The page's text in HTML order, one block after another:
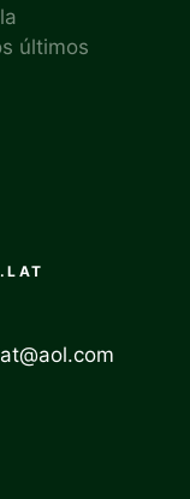
últimos